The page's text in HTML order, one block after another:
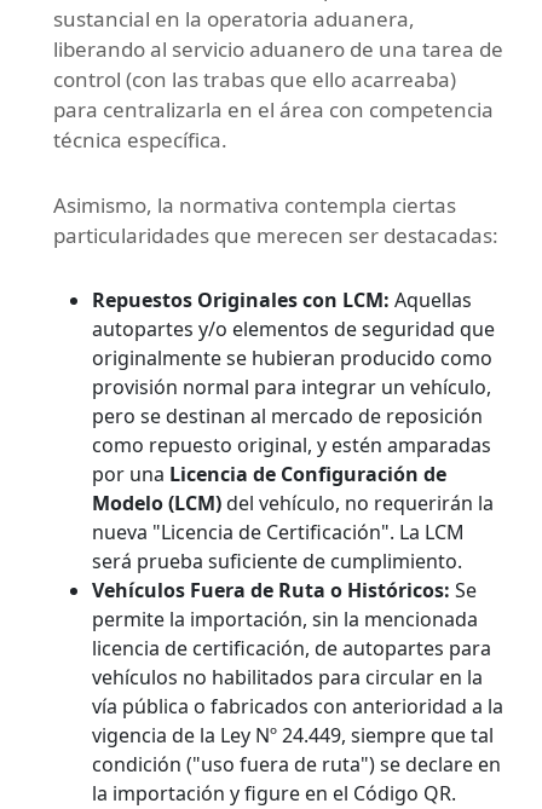
sustancial en la operatoria aduanera,
liberando al servicio aduanero de una tarea de
control (con las trabas que ello acarreaba)
para centralizarla en el área con competencia
técnica específica.
Asimismo, la normativa contempla ciertas
particularidades que merecen ser destacadas:
Repuestos Originales con LCM: Aquellas
autopartes y/o elementos de seguridad que
originalmente se hubieran producido como
provisión normal para integrar un vehículo,
pero se destinan al mercado de reposición
como repuesto original, y estén amparadas
por una Licencia de Configuración de
Modelo (LCM)del vehículo, no requerirán la
nueva "Licencia de Certificación". La LCM
será prueba suficiente de cumplimiento.
Vehículos Fuera de Ruta o Históricos: Se
permite la importación, sin la mencionada
licencia de certificación, de autopartes para
vehículos no habilitados para circular en la
vía pública o fabricados con anterioridad a la
vigencia de la Ley Nº 24.449, siempre que tal
condición ("uso fuera de ruta") se declare en
la importación y figure en el Código QR.